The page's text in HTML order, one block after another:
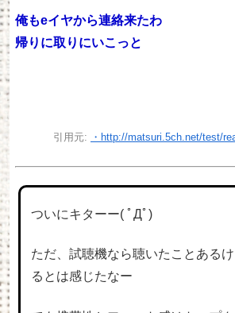
俺もeイヤから連絡来たわ
帰りに取りにいこっと
引用元: ・http://matsuri.5ch.net/test/
ついにキターー( ﾟДﾟ)
ただ、試聴機なら聴いたことある
るとは感じたなー